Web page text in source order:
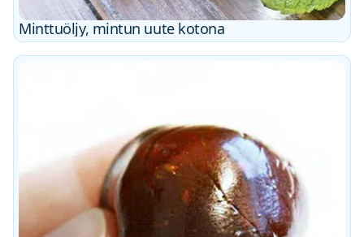
Minttuöljy, mintun uute kotona